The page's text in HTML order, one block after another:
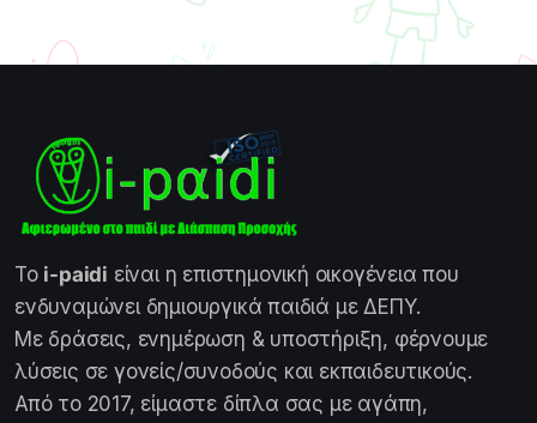
Το i-paidi είναι η επιστημονική οικογένεια που
ενδυναμώνει δημιουργικά παιδιά με ΔΕΠΥ.
Με δράσεις, ενημέρωση & υποστήριξη, φέρνουμε
λύσεις σε γονείς/συνοδούς και εκπαιδευτικούς.
Από το 2017, είμαστε δίπλα σας με αγάπη,